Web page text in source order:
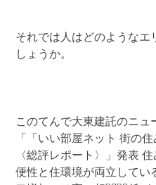
それでは人はどのようなエ
しょうか。
このてんで大東建託のニュ
「「いい部屋ネット 街の
〈総評レポート〉」発表
便性と住環境が両立してい